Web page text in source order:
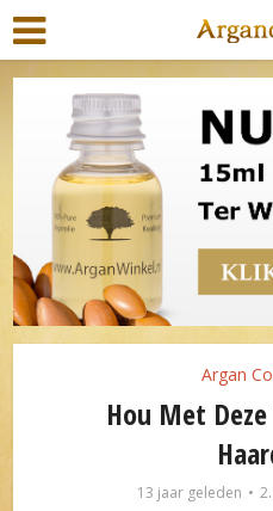
Argan
Hou Met
13 jaar geleden